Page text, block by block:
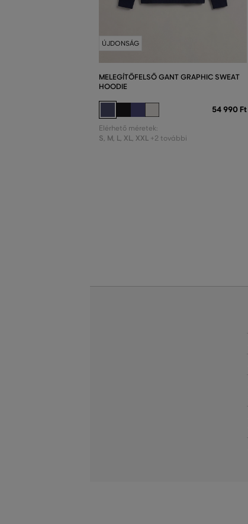
ÚJDONSÁG
MELEGÍTŐFELSŐ GANT GRAPHIC SWEAT
HOODIE
54 990 Ft
Elérhető méretek:
S, M, L, XL, XXL +2 további